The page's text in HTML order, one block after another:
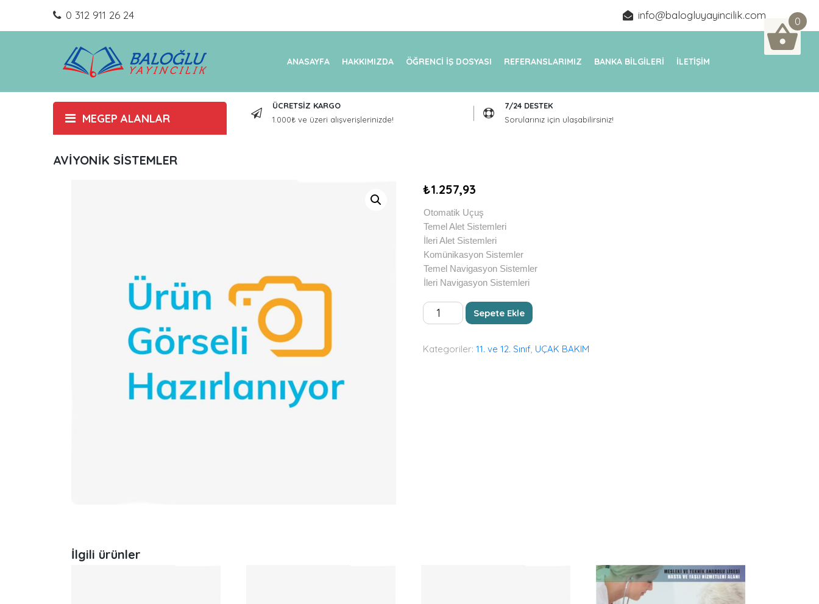
0 312 911 26 24 info@balogluyayincilik.com
ANASAYFA HAKKIMIZDA ÖĞRENCİ İŞ DOSYASI REFERANSLARIMIZ BANKA BİLGİLERİ İLETİŞİM
MEGEP ALANLAR
ÜCRETSİZ KARGO
1.000₺ ve üzeri alışverişlerinizde!
7/24 DESTEK
Sorularınız için ulaşabilirsiniz!
AVİYONİK SİSTEMLER
₺1.257,93
Otomatik Uçuş
Temel Alet Sistemleri
İleri Alet Sistemleri
Komünikasyon Sistemler
Temel Navigasyon Sistemler
İleri Navigasyon Sistemleri
AVİYONİK
SİSTEMLER
Sepete Ekle
Kategoriler:11. ve 12. Sınıf, UÇAK BAKIM
İlgili ürünler
0